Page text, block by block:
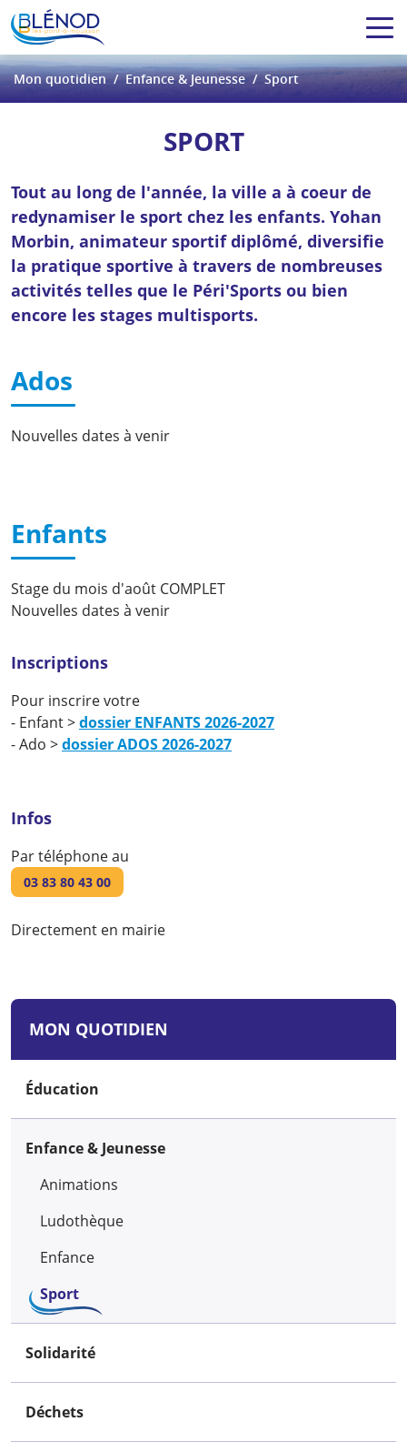
Mon quotidien Enfance & Jeunesse Sport
SPORT
Tout au long de l'année, la ville a à coeur de
redynamiser le sport chez les enfants. Yohan
Morbin, animateur sportif diplômé, diversifie
la pratique sportive à travers de nombreuses
activités telles que le Péri'Sports ou bien
encore les stages multisports.
Ados
Nouvelles dates à venir
Enfants
Stage du mois d'août COMPLET
Nouvelles dates à venir
Inscriptions
Pour inscrire votre
- Enfant >dossier ENFANTS 2026-2027
- Ado >dossier ADOS 2026-2027
Infos
Par téléphone au
03 83 80 43 00
Directement en mairie
MON QUOTIDIEN
Éducation
Enfance & Jeunesse
Animations
Ludothèque
Enfance
Sport
Solidarité
Déchets